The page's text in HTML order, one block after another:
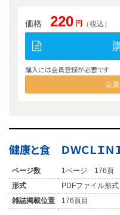
価格 220 円 （税込）
購入には会員登録が必要です
会
健康と食 ＤＷＣＬＩＮ
ページ数
1ページ 176頁
形式
PDFファイル形
雑誌掲載位置
176頁目